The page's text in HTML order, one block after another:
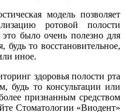
модель позволяет
ротовой полости
было очень полезно для
будь то восстановительное,
иное.
здоровья полости рта
будь то консультации или
признанным средством
Стоматологии «Виодент»